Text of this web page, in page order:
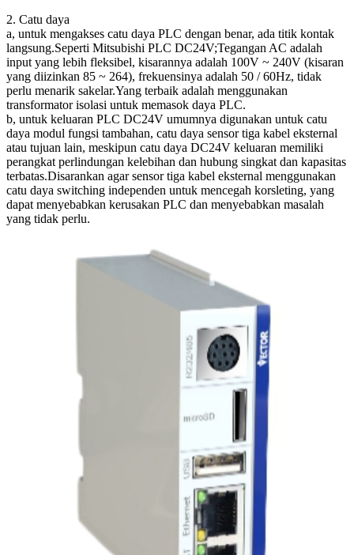
2. Catu daya
a, untuk mengakses catu daya PLC dengan benar, ada titik kontak
langsung.Seperti Mitsubishi PLC DC24V;Tegangan AC adalah
input yang lebih fleksibel, kisarannya adalah 100V ~ 240V (kisaran
yang diizinkan 85 ~ 264), frekuensinya adalah 50 / 60Hz, tidak
perlu menarik sakelar.Yang terbaik adalah menggunakan
transformator isolasi untuk memasok daya PLC.
b, untuk keluaran PLC DC24V umumnya digunakan untuk catu
daya modul fungsi tambahan, catu daya sensor tiga kabel eksternal
atau tujuan lain, meskipun catu daya DC24V keluaran memiliki
perangkat perlindungan kelebihan dan hubung singkat dan kapasitas
terbatas.Disarankan agar sensor tiga kabel eksternal menggunakan
catu daya switching independen untuk mencegah korsleting, yang
dapat menyebabkan kerusakan PLC dan menyebabkan masalah
yang tidak perlu.